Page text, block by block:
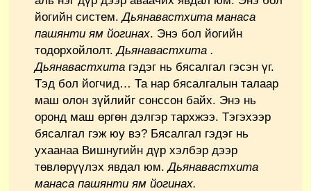
йогийн систем.Дьянавастхита манаса
пашянти ям йогинах. Энэ бол йогийн
тодорхойлолт.Дьянавастхита .
Дьянавастхита гэдэг нь бясалгал гэсэн үг.
Тэд бол йогчид… Та нар бясалгалын талаар
маш олон зүйлийг сонссон байх. Энэ нь
оронд маш өргөн дэлгэр тархжээ. Тэгэхээр
бясалгал гэж юу вэ? Бясалгал гэдэг нь
ухаанаа Вишнугийн дүр хэлбэр дээр
төвлөрүүлэх явдал юм.Дьянавастхита
манаса пашянти ям йогинах.